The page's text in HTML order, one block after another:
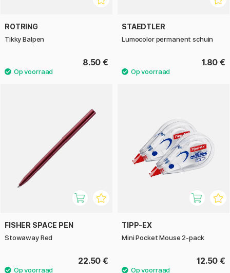
ROTRING
Tikky Balpen
8.50 €
STAEDTLER
Lumocolor permanent schuin
1.80 €
FISHER SPACE PEN
Stowaway Red
22.50 €
TIPP-EX
Mini Pocket Mouse 2-pack
12.50 €